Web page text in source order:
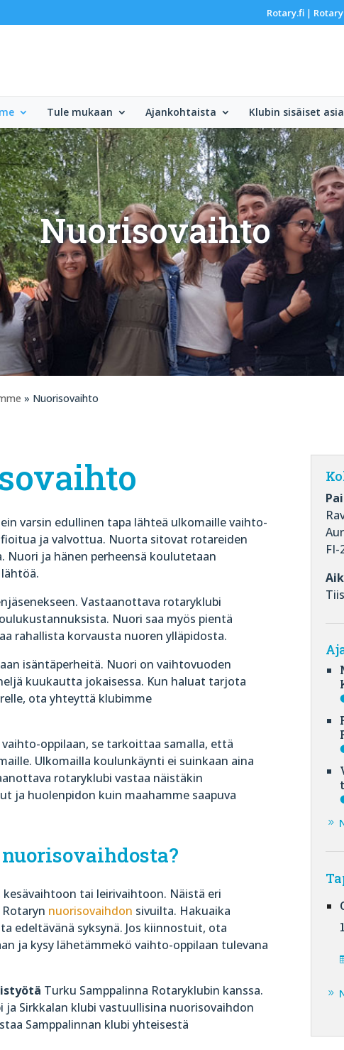
Rotary.fi|
Tule mukaan Ajankohtaista Klubin sisäiset
Nuorisovaihto
» Nuorisovaihto
varsin edullinen tapa lähteä ulkomaille vaihto-
ja valvottua. Nuorta sitovat rotareiden
ja hänen perheensä koulutetaan
Vastaanottava rotaryklubi
Nuori saa myös pientä
rahallista korvausta nuoren ylläpidosta.
isäntäperheitä. Nuori on vaihtovuoden
kuukautta jokaisessa. Kun haluat tarjota
ota yhteyttä klubimme
oppilaan, se tarkoittaa samalla, että
Ulkomailla koulunkäynti ei suinkaan aina
rotaryklubi vastaa näistäkin
ja huolenpidon kuin maahamme saapuva
tai leirivaihtoon. Näistä eri
nuorisovaihdon sivuilta. Hakuaika
edeltävänä syksynä. Jos kiinnostuit, ota
ja kysy lähetämmekö vaihto-oppilaan tulevana
Turku Samppalinna Rotaryklubin kanssa.
Sirkkalan klubi vastuullisina nuorisovaihdon
Samppalinnan klubi yhteisestä
FI-